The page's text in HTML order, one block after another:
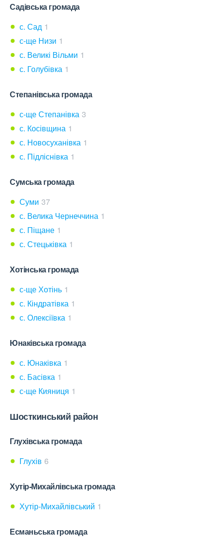
Садівська громада
с. Сад 1
с-ще Низи 1
с. Великі Вільми 1
с. Голубівка 1
Степанівська громада
с-ще Степанівка 3
с. Косівщина 1
с. Новосуханівка 1
с. Підліснівка 1
Сумська громада
Суми 37
с. Велика Чернеччина 1
с. Піщане 1
с. Стецьківка 1
Хотінська громада
с-ще Хотінь 1
с. Кіндратівка 1
с. Олексіївка 1
Юнаківська громада
с. Юнаківка 1
с. Басівка 1
с-ще Кияниця 1
Шосткинський район
Глухівська громада
Глухів 6
Хутір-Михайлівська громада
Хутір-Михайлівський 1
Есманьська громада